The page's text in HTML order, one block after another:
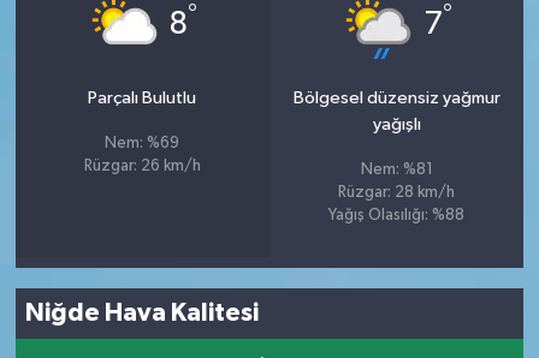
8°
Parçalı Bulutlu
Nem: %69
Rüzgar: 26 km/h
7°
Bölgesel düzensiz yağmur
yağışlı
Nem: %81
Rüzgar: 28 km/h
Yağış Olasılığı: %88
Niğde Hava Kalitesi